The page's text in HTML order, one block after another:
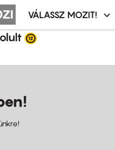
Moziválasztó
menü
VÁLASSZ MOZIT!